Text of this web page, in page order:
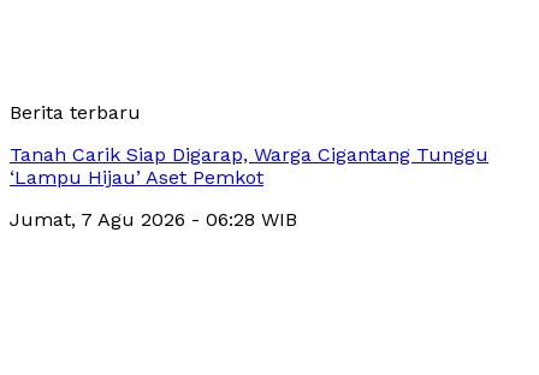
Berita terbaru
Tanah Carik Siap Digarap, Warga Cigantang Tunggu
‘Lampu Hijau’ Aset Pemkot
Jumat, 7 Agu 2026 - 06:28 WIB